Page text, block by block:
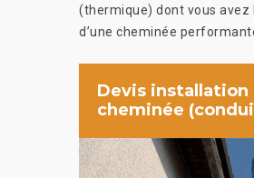
(thermique) dont vous avez
d’une cheminée
Devis installation
cheminée